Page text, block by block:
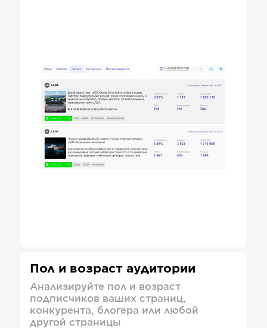
Пол и возраст аудитории
Анализируйте пол и возраст
подписчиков ваших страниц,
конкурента, блогера или любой
другой страницы